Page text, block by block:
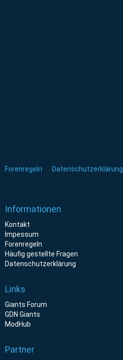
Forenregeln Datenschutzerklärung
Informationen
Kontakt
Impessum
Forenregeln
Häufig gestellte Fragen
Datenschutzerklärung
Links
Giants Forum
GDN Giants
ModHub
Partner